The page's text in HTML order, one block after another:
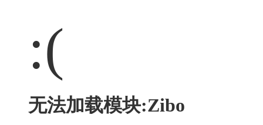
:(
无法加载模块:Zibo